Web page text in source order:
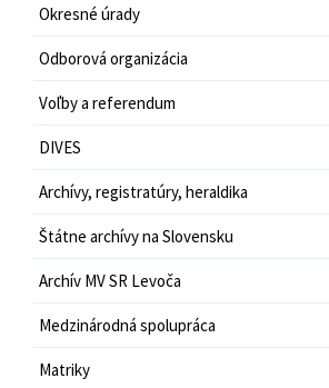
Okresné úrady
Odborová organizácia
Voľby a referendum
DIVES
Archívy, registratúry, heraldika
Štátne archívy na Slovensku
Archív MV SR Levoča
Medzinárodná spolupráca
Matriky